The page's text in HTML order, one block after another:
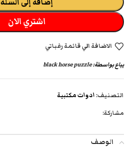
اشتري الان
الاضافة الي قائمة رغباتي
يباع بواسطة:black horse puzzle
التصنيف: ادوات مكتبية
مشاركة:
الوصف